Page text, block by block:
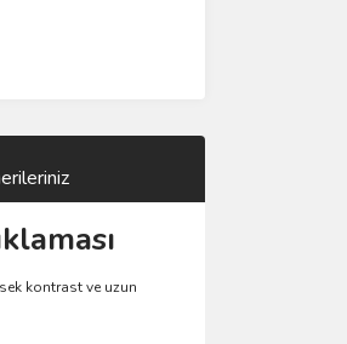
kontrast ve uzun